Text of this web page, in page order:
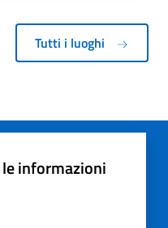
Tutti i luoghi
informazioni